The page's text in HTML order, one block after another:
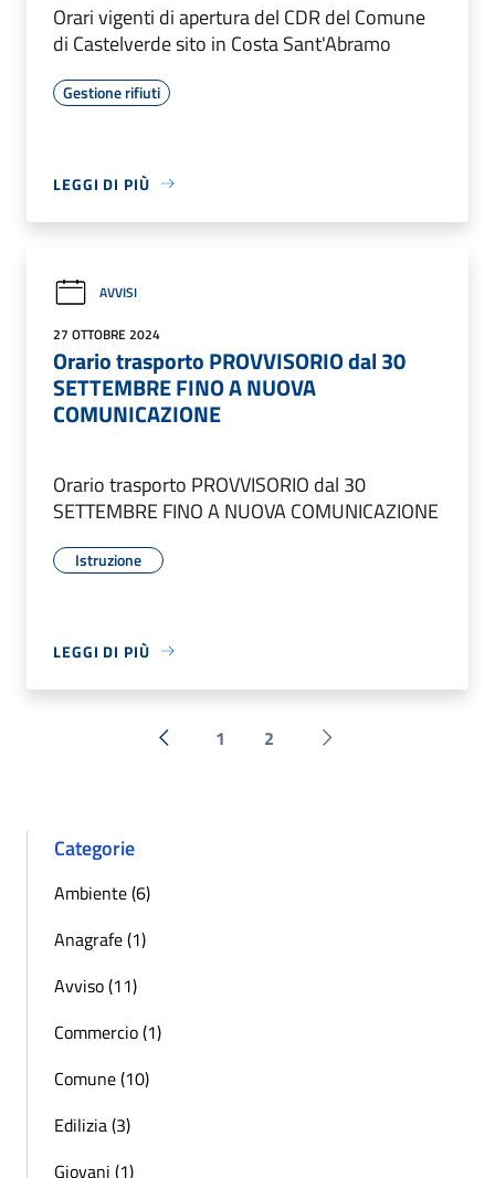
Orari vigenti di apertura del CDR del Comune
di Castelverde sito in Costa Sant'Abramo
Gestione rifiuti
LEGGI DI PIÙ
AVVISI
27 OTTOBRE 2024
Orario trasporto PROVVISORIO dal 30
SETTEMBRE FINO A NUOVA
COMUNICAZIONE
Orario trasporto PROVVISORIO dal 30
SETTEMBRE FINO A NUOVA COMUNICAZIONE
Istruzione
LEGGI DI PIÙ
« Precedente
1 2 Successiva »
Categorie
Ambiente (6)
Anagrafe (1)
Avviso (11)
Commercio (1)
Comune (10)
Edilizia (3)
Giovani (1)